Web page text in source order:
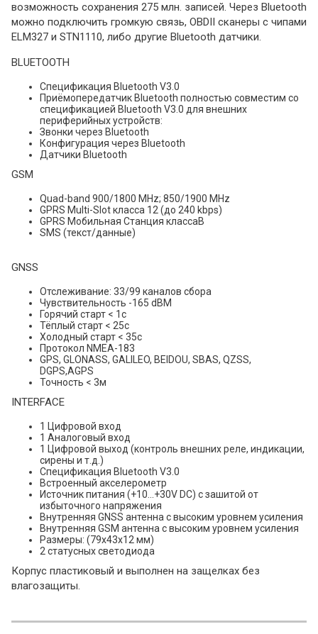
возможность сохранения 275 млн. записей. Через Bluetooth
можно подключить громкую связь, OBDII сканеры с чипами
ELM327 и STN1110, либо другие Bluetooth датчики.
BLUETOOTH
Спецификация Bluetooth V3.0
Приёмопередатчик Bluetooth полностью совместим со
спецификацией Bluetooth V3.0 для внешних
периферийных устройств:
Звонки через Bluetooth
Конфигурация через Bluetooth
Датчики Bluetooth
GSM
Quad-band 900/1800 MHz; 850/1900 MHz
GPRS Multi-Slot класса 12 (до 240 kbps)
GPRS Мобильная Станция классаB
SMS (текст/данные)
GNSS
Отслеживание: 33/99 каналов сбора
Чувствительность -165 dBM
Горячий старт < 1с
Тёплый старт < 25с
Холодный старт < 35с
Протокол NMEA-183
GPS, GLONASS, GALILEO, BEIDOU, SBAS, QZSS,
DGPS,AGPS
Точность < 3м
INTERFACE
1 Цифровой вход
1 Аналоговый вход
1 Цифровой выход (контроль внешних реле, индикации,
сирены и т.д.)
Спецификация Bluetooth V3.0
Встроенный акселерометр
Источник питания (+10...+30V DC) с зашитой от
избыточного напряжения
Внутренняя GNSS антенна с высоким уровнем усиления
Внутренняя GSM антенна с высоким уровнем усиления
Размеры: (79x43x12 мм)
2 статусных светодиода
Корпус пластиковый и выполнен на защелках без
влагозащиты.